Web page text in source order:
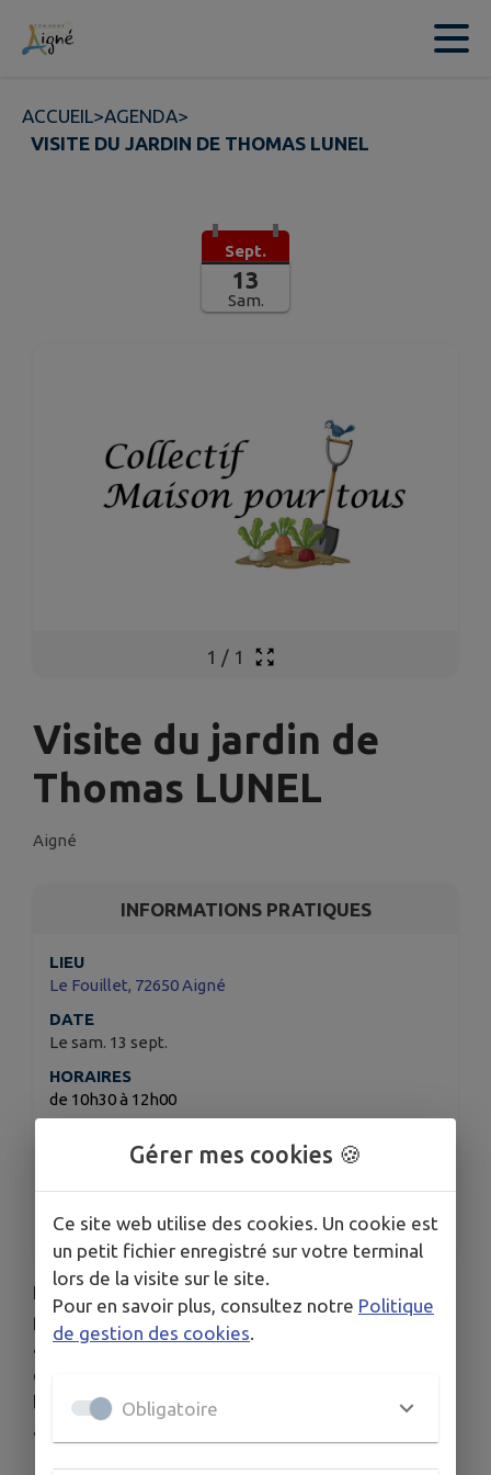
Contenu
ACCUEIL>AGENDA>
VISITE DU JARDIN DE THOMAS LUNEL
Sept.
13
Sam.
1 / 1
Visite du jardin de
Thomas LUNEL
Aigné
INFORMATIONS PRATIQUES
LIEU
Le Fouillet, 72650 Aigné
DATE
Le sam. 13 sept.
HORAIRES
de 10h30 à 12h00
ORGANISÉ PAR
ACCLA Maison pour tous
Il est question ici de partager ses savoirs et ses
pratiques et ainsi transmettre des expériences
auprès des personnes désireuses
d’acquérir des connaissances dans la réalisation et
le suivi d’un potager, voire de développer leur
autonomie alimentaire.
Gérer mes cookies 🍪
Ce site web utilise des cookies. Un cookie est
un petit fichier enregistré sur votre terminal
lors de la visite sur le site.
Pour en savoir plus, consultez notre Politique
de gestion des cookies.
Obligatoire